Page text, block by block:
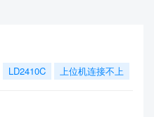
LD2410C 上位机连接不上